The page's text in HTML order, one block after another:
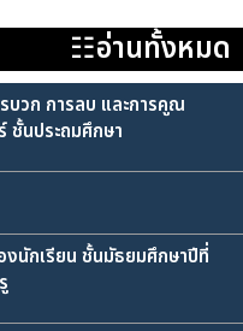
☷อ่านทั้งหมด
บวก การลบ และการคูณ
ชั้นประถมศึกษา
งนักเรียน ชั้นมัธยมศึกษาปีที่